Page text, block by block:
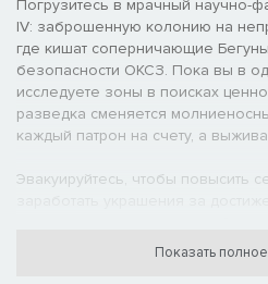
Погрузитесь в мрачный научно-
IV: заброшенную колонию на
где кишат соперничающие
безопасности ОКСЗ. Пока вы в
исследуете зоны в поисках
разведка сменяется
каждый патрон на счету, а
Эвакуируйтесь, чтобы повысить
снаряжение на карту, чтобы
Показать